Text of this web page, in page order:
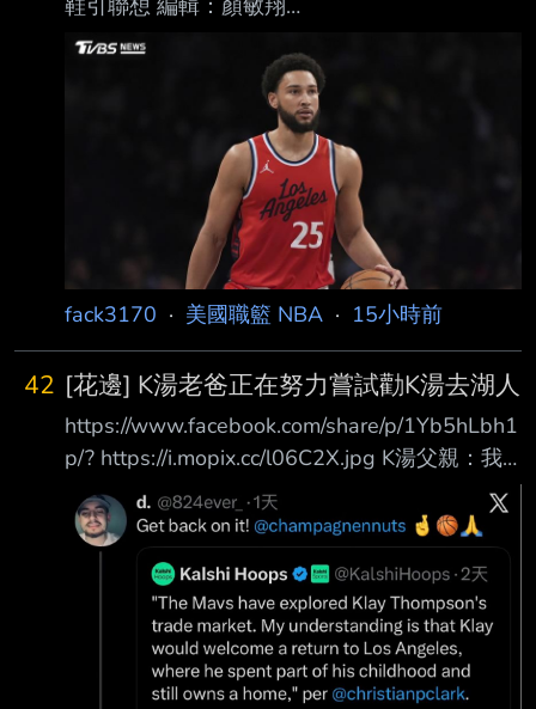
鞋引聯想 編輯：顏敏翔
https://i.imgur.com/qZccWgn.jpeg 西蒙斯自
2024年5月過後就不曾在NBA出賽。（圖／達志
影像美聯社） NBA前球星西蒙斯（Ben
Simmons）受到傷病與心理因素影響，年僅30
歲就已經淡出NBA舞台 ，上一次在NBA出賽已
經要追溯到2024年5月了，先前西蒙斯受訪時曾
透露正準備重返NBA， 近日他在社群上傳一則
限時動態，引發眾人對他下一站的猜測。 西蒙
斯突曬詹姆斯球鞋 被解讀「示好老東家」 西
蒙斯日前在
fack3170 · 美國職籃 NBA · 15小時前
42 [花邊] K湯老爸正在努力嘗試勸K湯去湖人
https://www.facebook.com/share/p/1Yb5hLbh1
p/? https://i.mopix.cc/l06C2X.jpg K湯父親：我
正在努力招募克萊去湖人 --